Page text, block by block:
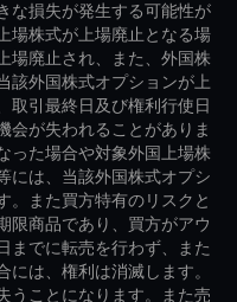
な損失が発生する可能性が
場株式が上場廃止となる場
場廃止され、また、外国株
該外国株式オプションが上
取引最終日及び権利行使日
会が失われることがありま
った場合や対象外国上場株
には、当該外国株式オプシ
。また買方特有のリスクと
限商品であり、買方がアウ
までに転売を行わず、また
は、権利は消滅します。
うことになります。また売